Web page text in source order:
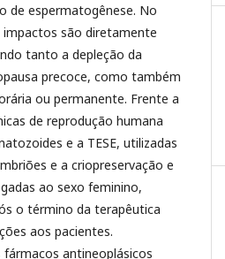
de espermatogênese. No
são diretamente
tanto a depleção da
precoce, como também
ou permanente. Frente a
de reprodução humana
e a TESE, utilizadas
e a criopreservação e
ao sexo feminino,
o término da terapêutica
aos pacientes.
antineoplásicos